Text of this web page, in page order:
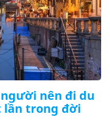
nên đi du
lần trong đời